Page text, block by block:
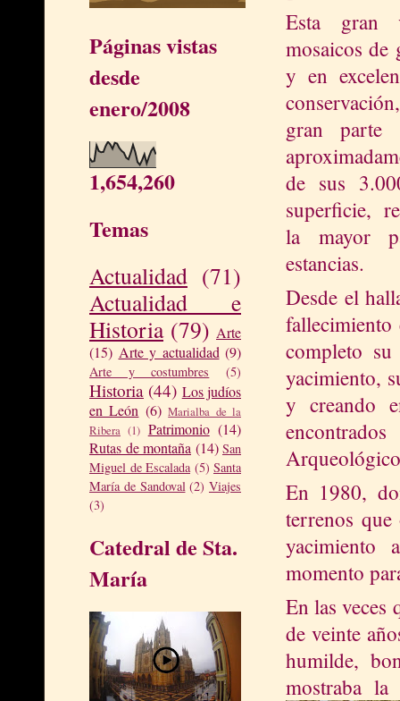
Páginas vistas
desde
enero/2008
1,654,260
Temas
Actualidad (71)
Actualidad e
Historia (79) Arte
(15) Arte y actualidad (9)
Arte y costumbres (5)
Historia (44) Los judíos
en León (6) Marialba de la
Ribera (1) Patrimonio (14)
Rutas de montaña (14) San
Miguel de Escalada (5) Santa
María de Sandoval (2) Viajes
(3)
Catedral de Sta.
María
Esta gran
mosaicos
y en
gran
de sus
superficie,
la mayor
estancias.
Desde el
completo
yacimiento,
y creando
En 1980,
terrenos
yacimiento
momento
En las veces
de veinte
humilde,
mostraba la